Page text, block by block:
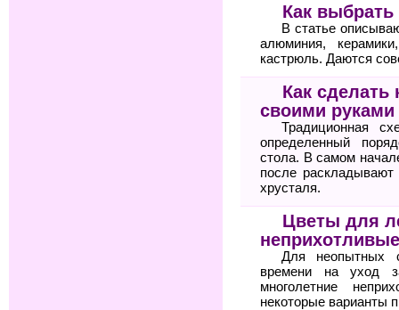
Как
В статье
алюминия,
кастрюль. Даются
Как сделать
своими руками
Традиционная
определенный
стола. В самом
после
хрусталя.
Цветы для
Для неопытных
времени на уход
многолетние
некоторые варианты